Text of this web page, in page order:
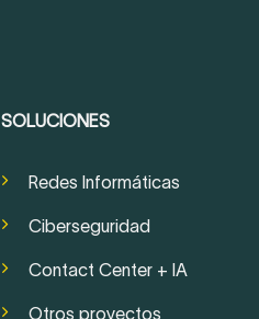
SOLUCIONES
Redes Informáticas
Ciberseguridad
Contact Center + IA
Otros proyectos